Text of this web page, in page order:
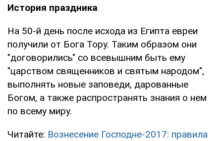
История праздника
На 50-й день после исхода из Египта евреи
получили от Бога Тору. Таким образом они
"договорились" со всевышним быть ему
"царством священников и святым народом",
выполнять новые заповеди, дарованные
Богом, а также распространять знания о нем
по всему миру.
Читайте: Вознесение Господне-2017: правила